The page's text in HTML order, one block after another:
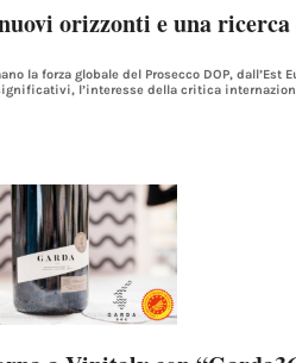
orizzonti e una ricerca
la forza globale del Prosecco DOP, dall’Est
l’interesse della critica